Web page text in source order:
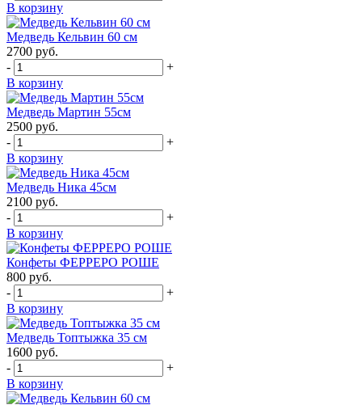
В корзину
Медведь Кельвин 60 см
2700 руб.
-
+
В корзину
Медведь Мартин 55см
2500 руб.
-
+
В корзину
Медведь Ника 45см
2100 руб.
-
+
В корзину
Конфеты ФЕРРЕРО РОШЕ
800 руб.
-
+
В корзину
Медведь Топтыжка 35 см
1600 руб.
-
+
В корзину